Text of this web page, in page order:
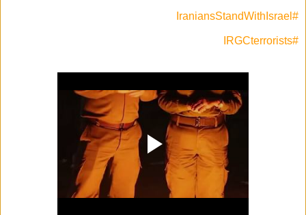
#IraniansStandWithIsrael
#IRGCterrorists